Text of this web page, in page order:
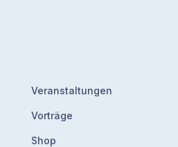
Veranstaltungen
Vorträge
Shop